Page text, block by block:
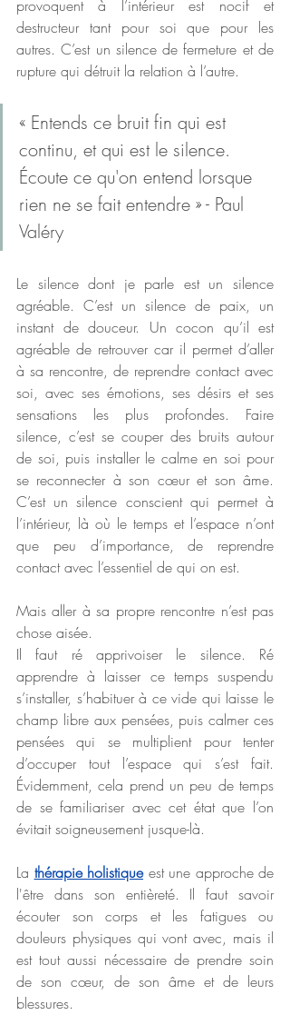
provoquent à l’intérieur est nocif et
destructeur tant pour soi que pour les
autres. C’est un silence de fermeture et de
rupture qui détruit la relation à l’autre.
« Entends ce bruit fin qui est
continu, et qui est le silence.
Écoute ce qu'on entend lorsque
rien ne se fait entendre » - Paul
Valéry
Le silence dont je parle est un silence
agréable. C’est un silence de paix, un
instant de douceur. Un cocon qu’il est
agréable de retrouver car il permet d’aller
à sa rencontre, de reprendre contact avec
soi, avec ses émotions, ses désirs et ses
sensations les plus profondes. Faire
silence, c’est se couper des bruits autour
de soi, puis installer le calme en soi pour
se reconnecter à son cœur et son âme.
C’est un silence conscient qui permet à
l’intérieur, là où le temps et l’espace n’ont
que peu d’importance, de reprendre
contact avec l’essentiel de qui on est.
Mais aller à sa propre rencontre n’est pas
chose aisée.
Il faut ré apprivoiser le silence. Ré
apprendre à laisser ce temps suspendu
s’installer, s’habituer à ce vide qui laisse le
champ libre aux pensées, puis calmer ces
pensées qui se multiplient pour tenter
d’occuper tout l’espace qui s’est fait.
Évidemment, cela prend un peu de temps
de se familiariser avec cet état que l’on
évitait soigneusement jusque-là.
La thérapie holistique est une approche de
l'être dans son entièreté. Il faut savoir
écouter son corps et les fatigues ou
douleurs physiques qui vont avec, mais il
est tout aussi nécessaire de prendre soin
de son cœur, de son âme et de leurs
blessures.